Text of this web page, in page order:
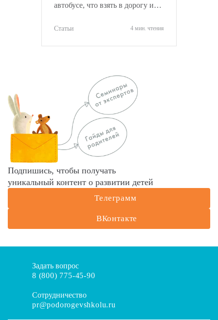
автобусе, что взять в дорогу и
Статьи 4 мин. чтения
Подпишись, чтобы получать
уникальный контент о развитии детей
Телеграмм
ВКонтакте
Задать вопрос
8 (800) 775-45-90
Сотрудничество
pr@podorogevshkolu.ru